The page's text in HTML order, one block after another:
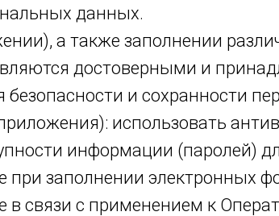
данных.
а также заполнении
достоверными и
и сохранности
использовать
информации (паролей)
заполнении электронных
связи с применением к